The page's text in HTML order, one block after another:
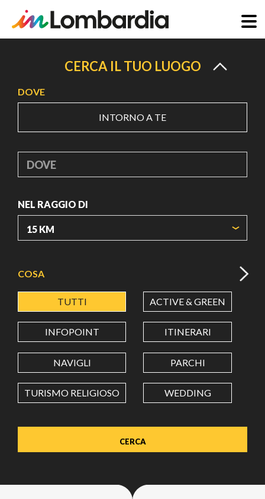
principale
CERCA IL TUO LUOGO
DOVE
INTORNO A TE
DOVE
NEL RAGGIO DI
LATITUDINE
LONGITUDINE
Value in decimal degrees. Use dot (.) as decimal separator.
COSA
TUTTI ACTIVE & GREEN
INFOPOINT ITINERARI
NAVIGLI PARCHI
TURISMO RELIGIOSO WEDDING